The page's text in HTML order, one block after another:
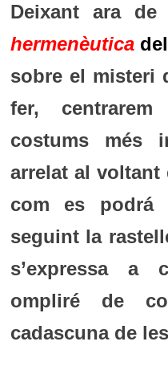
Deixant ara de
hermenèutica
sobre el misteri
fer,
costums més
arrelat al voltant
com es
seguint la
s’expressa a
ompliré de
cadascuna de